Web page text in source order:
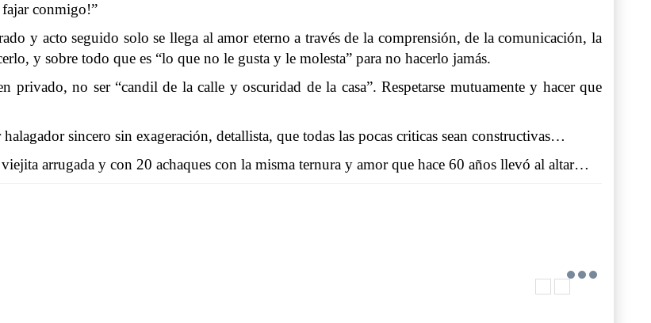
fajar conmigo!”
y acto seguido solo se llega al amor eterno a través de la comprensión, de la comunicación, la
y sobre todo que es “lo que no le gusta y le molesta” para no hacerlo jamás.
privado, no ser “candil de la calle y oscuridad de la casa”. Respetarse mutuamente y hacer que
sincero sin exageración, detallista, que todas las pocas criticas sean constructivas…
arrugada y con 20 achaques con la misma ternura y amor que hace 60 años llevó al altar…